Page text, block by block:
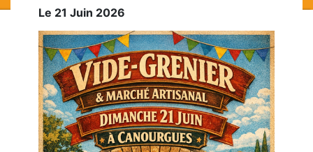
Le 21 Juin 2026